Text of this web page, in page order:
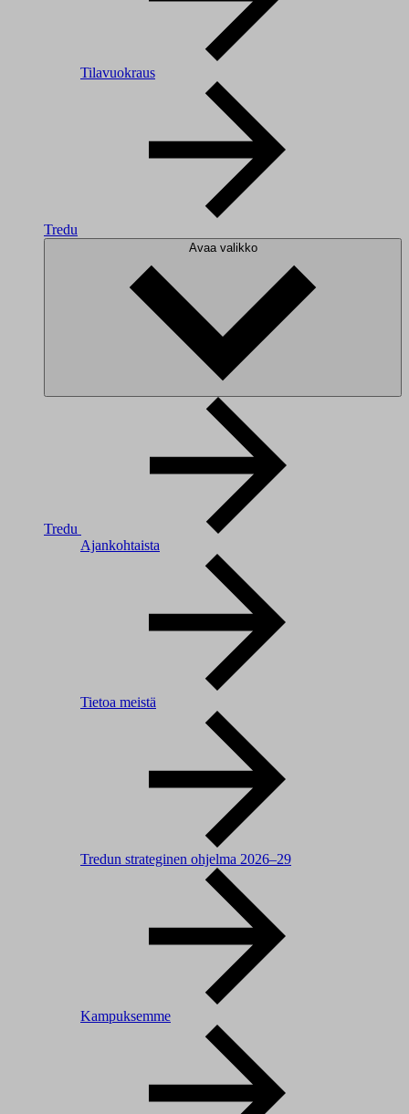
Tilavuokraus
Tredu
Avaa valikko
Tredu
Ajankohtaista
Tietoa meistä
Tredun strateginen ohjelma 2026–29
Kampuksemme